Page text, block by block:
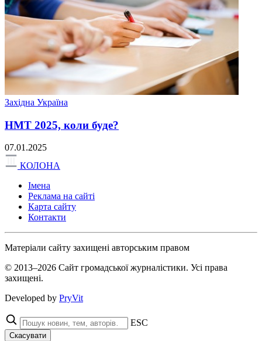
Західна Україна
НМТ 2025, коли буде?
07.01.2025
КОЛОНА
Імена
Реклама на сайті
Карта сайту
Контакти
Матеріали сайту захищені авторським правом
© 2013–2026 Сайт громадської журналістики. Усі права
захищені.
Developed by PryVit
ESC
Скасувати